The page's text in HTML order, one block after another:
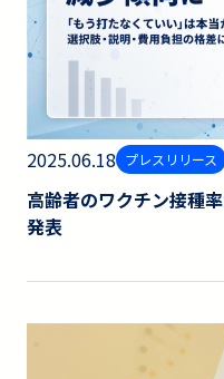
2025.06.18 プレスリリース
高齢者のワクチン接種
発表